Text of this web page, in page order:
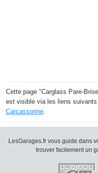
Cette page "Carglass Pare-
est visible via les liens suivants
Carcassonne
LesGarages.fr vous guide dans
trouver facilement un